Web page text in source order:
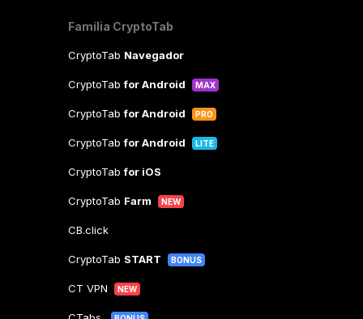
Família CryptoTab
CryptoTab Navegador
CryptoTabfor Android MAX
CryptoTabfor Android PRO
CryptoTabfor Android LITE
CryptoTabfor iOS
CryptoTab Farm NEW
CB.click
CryptoTab START BONUS
CT VPN NEW